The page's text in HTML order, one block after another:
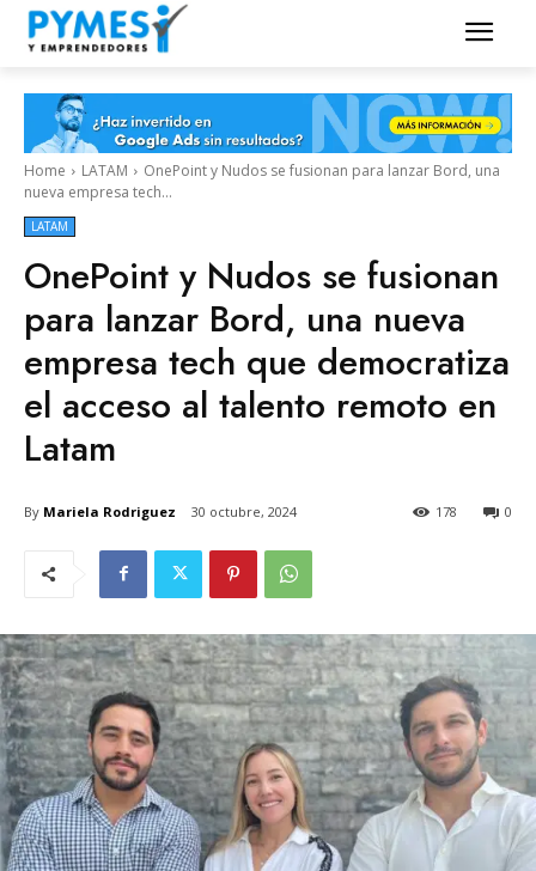
Home LATAM
OnePoint y Nudos se fusionan para lanzar Bord, una
nueva empresa tech...
LATAM
OnePoint y Nudos se fusionan
para lanzar Bord, una nueva
empresa tech que democratiza
el acceso al talento remoto en
Latam
By Mariela Rodriguez 30 octubre, 2024 0
178